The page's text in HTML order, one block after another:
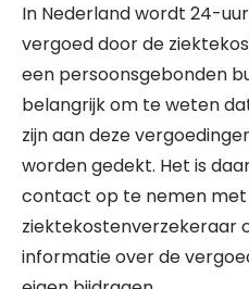
In Nederland wordt 24-
vergoed door de
een persoonsgebonden
belangrijk om te weten
zijn aan deze
worden gedekt. Het is
contact op te nemen met
ziektekostenverzekeraar
informatie over de